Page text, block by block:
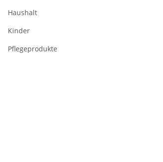
Haushalt
Kinder
Pflegeprodukte